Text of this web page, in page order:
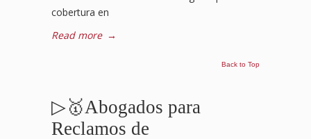
cobertura en
Read more →
Back to Top
▷🥇Abogados para
Reclamos de